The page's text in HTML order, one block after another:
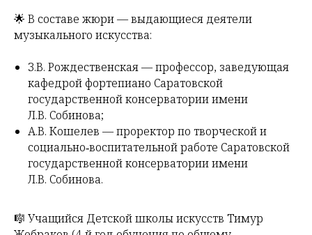
🌟 В составе жюри — выдающиеся деятели
музыкального искусства:
З.В. Рождественская — профессор, заведующая
кафедрой фортепиано Саратовской
государственной консерватории имени
Л.В. Собинова;
А.В. Кошелев — проректор по творческой и
социально‑воспитательной работе Саратовской
государственной консерватории имени
Л.В. Собинова.
🎼 Учащийся Детской школы искусств Тимур